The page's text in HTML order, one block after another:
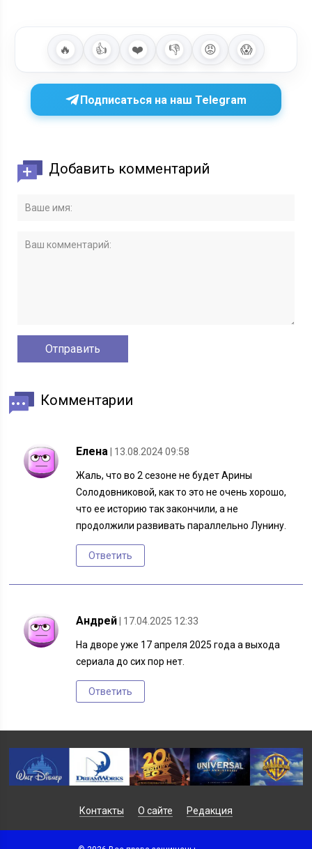
🔥 👍 ❤️ 👎 😡 😱
Подписаться на наш Telegram
Добавить комментарий
Комментарии
Елена | 13.08.2024 09:58
Жаль, что во 2 сезоне не будет Арины
Солодовниковой, как то это не очень хорошо,
что ее историю так закончили, а не
продолжили развивать параллельно Лунину.
Ответить
Андрей | 17.04.2025 12:33
На дворе уже 17 апреля 2025 года а выхода
сериала до сих пор нет.
Ответить
Контакты О сайте Редакция